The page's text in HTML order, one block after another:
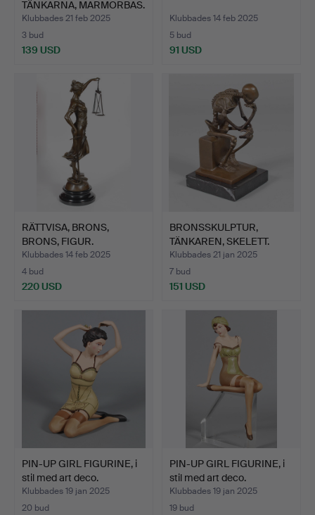
TÄNKARNA, MARMORBAS.
Klubbades 21 feb 2025
3 bud
139 USD
Klubbades 14 feb 2025
5 bud
91 USD
RÄTTVISA, BRONS,
BRONS, FIGUR.
Klubbades 14 feb 2025
4 bud
220 USD
BRONSSKULPTUR,
TÄNKAREN, SKELETT.
Klubbades 21 jan 2025
7 bud
151 USD
PIN-UP GIRL FIGURINE, i
stil med art deco.
Klubbades 19 jan 2025
20 bud
PIN-UP GIRL FIGURINE, i
stil med art deco.
Klubbades 19 jan 2025
19 bud